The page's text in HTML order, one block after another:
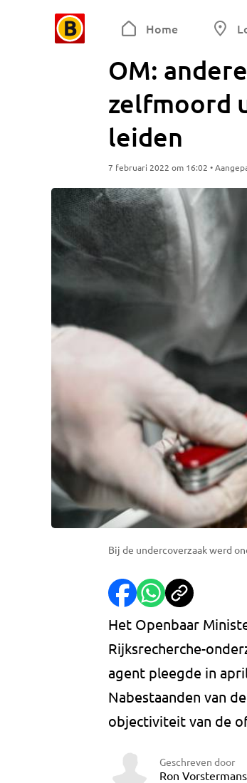
Home
OM:
zelfmoord
leiden
7 februari 2022 om 16:02 •
Bij de undercoverzaak werd
Het Openbaar
Rijksrecherche-
agent pleegde in
Nabestaanden van
objectiviteit van de
Geschreven door
Ron Vorstermans